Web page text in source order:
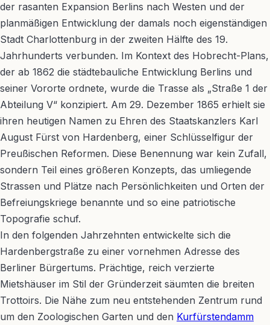
der rasanten Expansion Berlins nach Westen und der
planmäßigen Entwicklung der damals noch eigenständigen
Stadt Charlottenburg in der zweiten Hälfte des 19.
Jahrhunderts verbunden. Im Kontext des Hobrecht-Plans,
der ab 1862 die städtebauliche Entwicklung Berlins und
seiner Vororte ordnete, wurde die Trasse als „Straße 1 der
Abteilung V“ konzipiert. Am 29. Dezember 1865 erhielt sie
ihren heutigen Namen zu Ehren des Staatskanzlers Karl
August Fürst von Hardenberg, einer Schlüsselfigur der
Preußischen Reformen. Diese Benennung war kein Zufall,
sondern Teil eines größeren Konzepts, das umliegende
Strassen und Plätze nach Persönlichkeiten und Orten der
Befreiungskriege benannte und so eine patriotische
Topografie schuf.
In den folgenden Jahrzehnten entwickelte sich die
Hardenbergstraße zu einer vornehmen Adresse des
Berliner Bürgertums. Prächtige, reich verzierte
Mietshäuser im Stil der Gründerzeit säumten die breiten
Trottoirs. Die Nähe zum neu entstehenden Zentrum rund
um den Zoologischen Garten und den Kurfürstendamm